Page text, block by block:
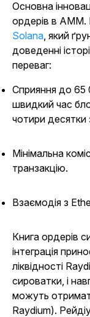
Основна
ордерів в
Solana , який
доведенні
переваг:
Сприяння до 65
швидкий час
чотири десятки
Мінімальна
транзакцію.
Взаємодія з
Книга ордерів
інтеграція
ліквідності
сироватки, і
можуть
Raydium).